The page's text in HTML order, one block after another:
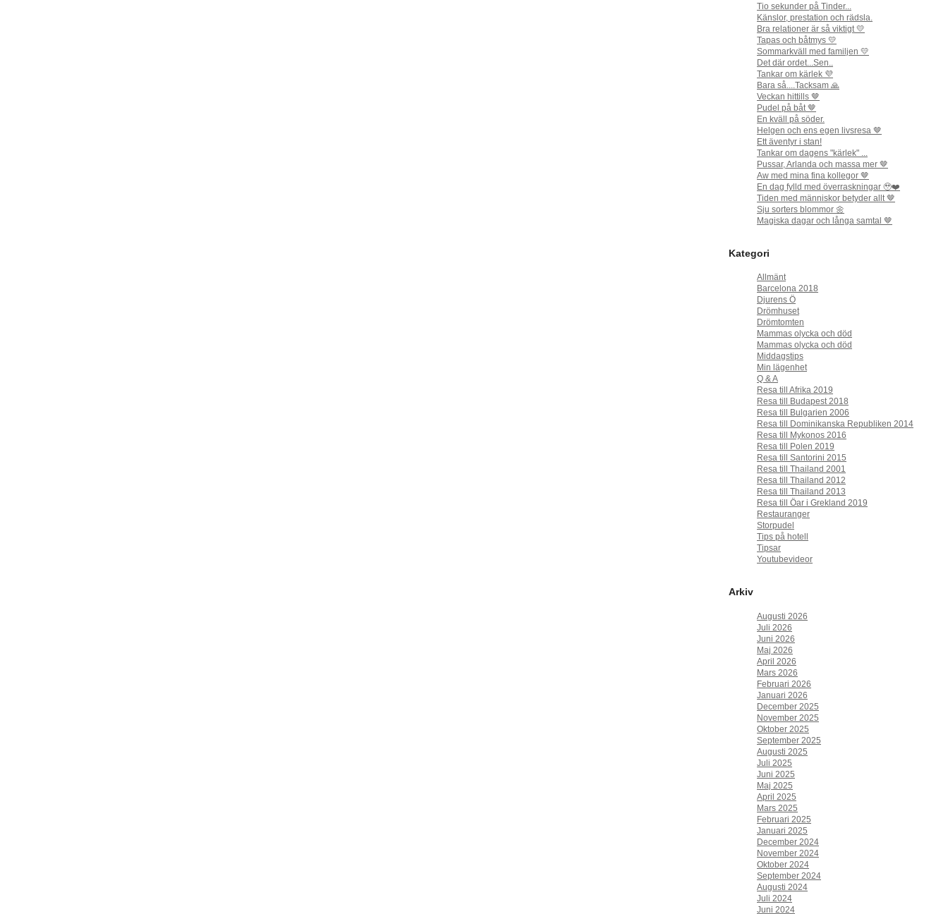
Tio sekunder på Tinder...
Känslor, prestation och rädsla.
Bra relationer är så viktigt 💛
Tapas och båtmys 💛
Sommarkväll med familjen 💛
Det där ordet...Sen..
Tankar om kärlek 💜
Bara så....Tacksam 🙏
Veckan hittills 🤎
Pudel på båt 🤎
En kväll på söder.
Helgen och ens egen livsresa 🤎
Ett äventyr i stan!
Tankar om dagens "kärlek" ...
Pussar, Arlanda och massa mer 🤎
Aw med mina fina kollegor 🤎
En dag fylld med överraskningar 🥹❤️
Tiden med människor betyder allt 🤎
Sju sorters blommor 🌼
Magiska dagar och långa samtal 🤎
Kategori
Allmänt
Barcelona 2018
Djurens Ö
Drömhuset
Drömtomten
Mammas olycka och död
Mammas olycka och död
Middagstips
Min lägenhet
Q & A
Resa till Afrika 2019
Resa till Budapest 2018
Resa till Bulgarien 2006
Resa till Dominikanska Republiken 2014
Resa till Mykonos 2016
Resa till Polen 2019
Resa till Santorini 2015
Resa till Thailand 2001
Resa till Thailand 2012
Resa till Thailand 2013
Resa till Öar i Grekland 2019
Restauranger
Storpudel
Tips på hotell
Tipsar
Youtubevideor
Arkiv
Augusti 2026
Juli 2026
Juni 2026
Maj 2026
April 2026
Mars 2026
Februari 2026
Januari 2026
December 2025
November 2025
Oktober 2025
September 2025
Augusti 2025
Juli 2025
Juni 2025
Maj 2025
April 2025
Mars 2025
Februari 2025
Januari 2025
December 2024
November 2024
Oktober 2024
September 2024
Augusti 2024
Juli 2024
Juni 2024